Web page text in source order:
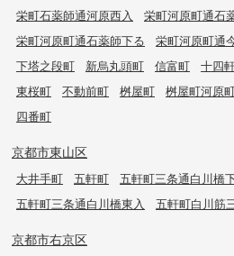
栄町石薬師通河原西入
栄町河原町通石
栄町河原町通石薬師下る
栄町河原町通
下塔之段町
新烏丸頭町 信富町 十四
東桜町
不動前町 桝屋町 桝屋町河原
四番町
京都市東山区
大井手町 五軒町
五軒町三条通白川橋
五軒町三条通白川橋東入
五軒町白川筋
京都市右京区